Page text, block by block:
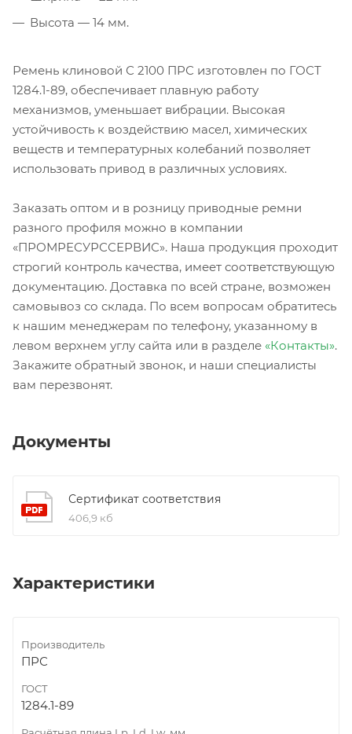
Высота — 14 мм.
Ремень клиновой С 2100 ПРС изготовлен по ГОСТ
1284.1-89, обеспечивает плавную работу
механизмов, уменьшает вибрации. Высокая
устойчивость к воздействию масел, химических
веществ и температурных колебаний позволяет
использовать привод в различных условиях.
Заказать оптом и в розницу приводные ремни
разного профиля можно в компании
«ПРОМРЕСУРССЕРВИС». Наша продукция проходит
строгий контроль качества, имеет соответствующую
документацию. Доставка по всей стране, возможен
самовывоз со склада. По всем вопросам обратитесь
к нашим менеджерам по телефону, указанному в
левом верхнем углу сайта или в разделе «Контакты».
Закажите обратный звонок, и наши специалисты
вам перезвонят.
Документы
Сертификат соответствия
406,9 кб
Характеристики
Производитель
ПРС
ГОСТ
1284.1-89